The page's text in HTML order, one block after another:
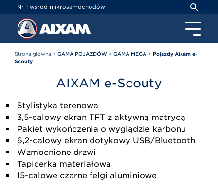
Nr 1 wśród mikrosamochodów
Strona główna > GAMA POJAZDÓW > GAMA MEGA > Pojazdy Aixam e-
Scouty
AIXAM e-Scouty
Stylistyka terenowa
3,5-calowy ekran TFT z aktywną matrycą
Pakiet wykończenia o wyglądzie karbonu
6,2-calowy ekran dotykowy USB/Bluetooth
Wzmocnione drzwi
Tapicerka materiałowa
15-calowe czarne felgi aluminiowe
Panel zarządzania plikami cookies